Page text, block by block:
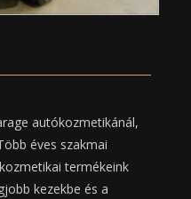
autókozmetikánál,
éves szakmai
termékeink
kezekbe és a